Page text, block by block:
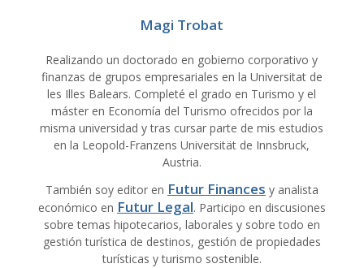
Magi Trobat
Realizando un doctorado en gobierno corporativo y
finanzas de grupos empresariales en la Universitat de
les Illes Balears. Completé el grado en Turismo y el
máster en Economía del Turismo ofrecidos por la
misma universidad y tras cursar parte de mis estudios
en la Leopold-Franzens Universität de Innsbruck,
Austria.
También soy editor en Futur Finances y analista
económico en Futur Legal. Participo en discusiones
sobre temas hipotecarios, laborales y sobre todo en
gestión turística de destinos, gestión de propiedades
turísticas y turismo sostenible.